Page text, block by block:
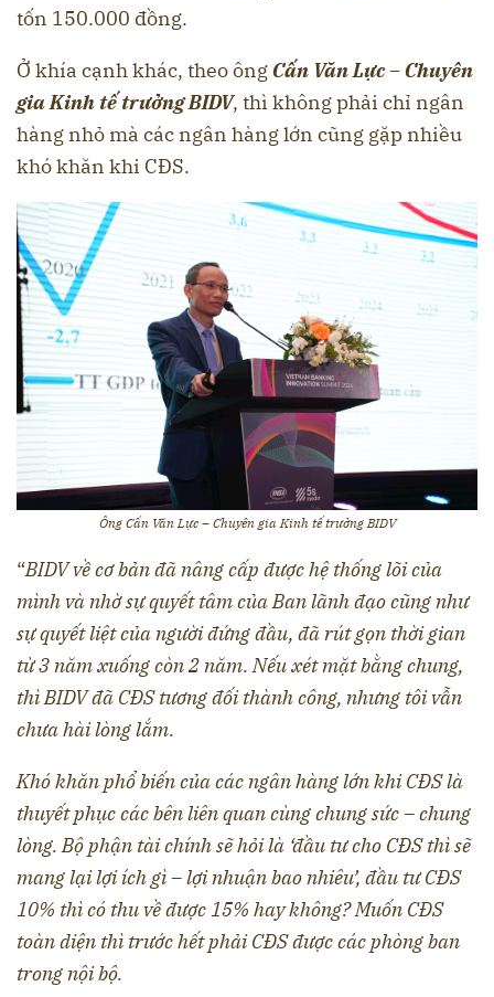
tốn 150.000 đồng.
Ở khía cạnh khác, theo ôngCấn Văn Lực – Chuyên
gia Kinh tế trưởng BIDV, thì không phải chỉ ngân
hàng nhỏ mà các ngân hàng lớn cũng gặp nhiều
khó khăn khi CĐS.
Ông Cấn Văn Lực – Chuyên gia Kinh tế trưởng BIDV
“BIDV về cơ bản đã nâng cấp được hệ thống lõi của
mình và nhờ sự quyết tâm của Ban lãnh đạo cũng như
sự quyết liệt của người đứng đầu, đã rút gọn thời gian
từ 3 năm xuống còn 2 năm. Nếu xét mặt bằng chung,
thì BIDV đã CĐS tương đối thành công, nhưng tôi vẫn
chưa hài lòng lắm.
Khó khăn phổ biến của các ngân hàng lớn khi CĐS là
thuyết phục các bên liên quan cùng chung sức – chung
lòng. Bộ phận tài chính sẽ hỏi là ‘đầu tư cho CĐS thì sẽ
mang lại lợi ích gì – lợi nhuận bao nhiêu’, đầu tư CĐS
10% thì có thu về được 15% hay không? Muốn CĐS
toàn diện thì trước hết phải CĐS được các phòng ban
trong nội bộ.